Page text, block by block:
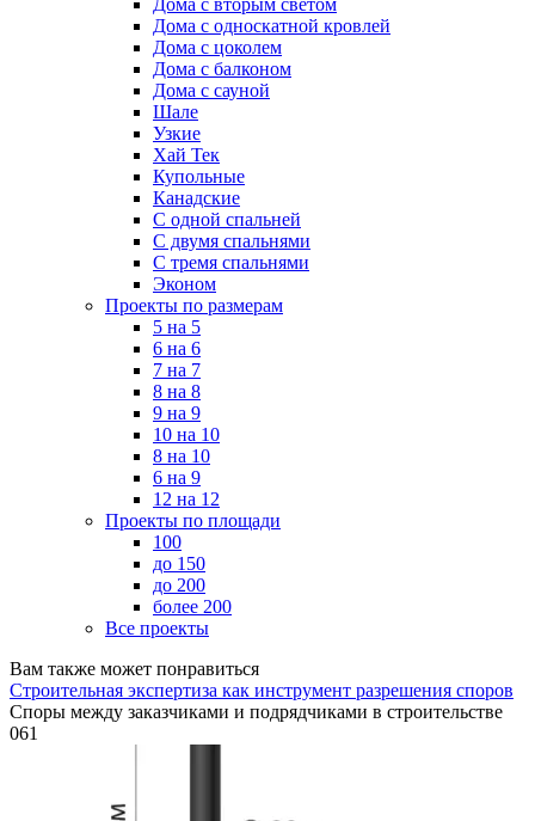
Дома с вторым светом
Дома с односкатной кровлей
Дома с цоколем
Дома с балконом
Дома с сауной
Шале
Узкие
Хай Тек
Купольные
Канадские
С одной спальней
С двумя спальнями
С тремя спальнями
Эконом
Проекты по размерам
5 на 5
6 на 6
7 на 7
8 на 8
9 на 9
10 на 10
8 на 10
6 на 9
12 на 12
Проекты по площади
100
до 150
до 200
более 200
Все проекты
Вам также может понравиться
Строительная экспертиза как инструмент разрешения споров
Споры между заказчиками и подрядчиками в строительстве
061